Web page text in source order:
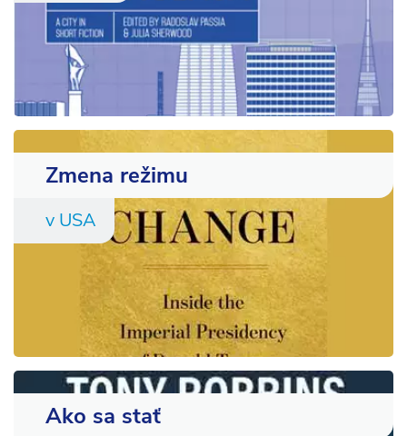
Zmena režimu
v USA
Ako sa stať